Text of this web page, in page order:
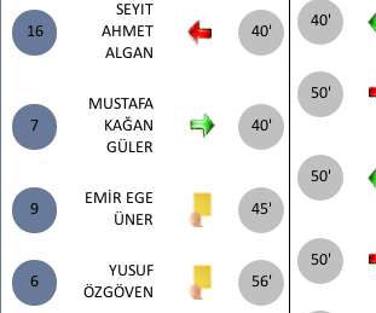
16
SEYIT
AHMET
ALGAN
40'
7
MUSTAFA
KAĞAN
GÜLER
40'
9
EMİR EGE
ÜNER
45'
6
YUSUF
ÖZGÖVEN
56'
40'
50'
50'
50'